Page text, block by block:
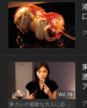
Vol.76
東カレの素敵な大人に必要なこと